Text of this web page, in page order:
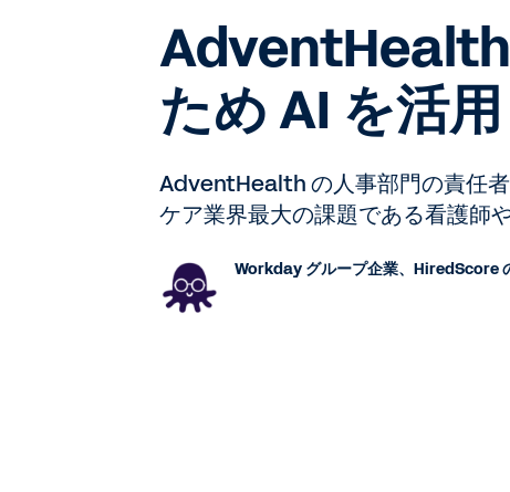
AdventHealth
ため AI を活用
AdventHealth の人事部門の責任
ケア業界最大の課題である看護師
Workday グループ企業、HiredScore